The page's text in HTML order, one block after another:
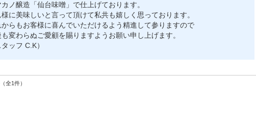
カノ醸造「仙台味噌」で仕上げております。
様に美味しいと言って頂けて私共も嬉しく思っております。
からもお客様に喜んでいただけるよう精進して参りますので
変わらぬご愛顧を賜りますようお願い申し上げます。
タッフ C.K）
全1件）